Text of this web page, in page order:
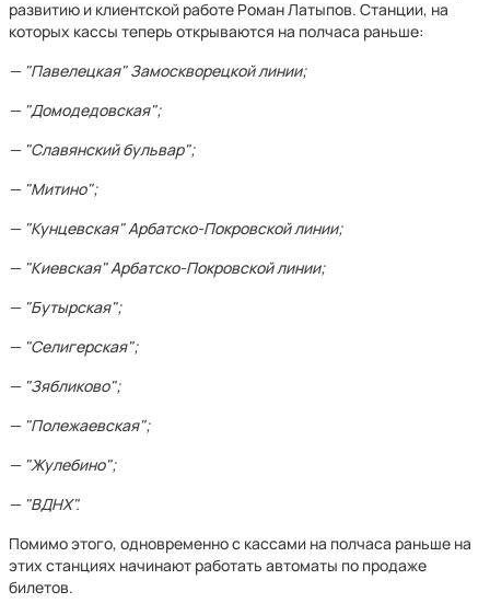
развитию и клиентской работе Роман Латыпов. Станции, на
которых кассы теперь открываются на полчаса раньше:
— "Павелецкая" Замоскворецкой линии;
— "Домодедовская";
— "Славянский бульвар";
— "Митино";
— "Кунцевская" Арбатско-Покровской линии;
— "Киевская" Арбатско-Покровской линии;
— "Бутырская";
— "Селигерская";
— "Зябликово";
— "Полежаевская";
— "Жулебино";
— "ВДНХ".
Помимо этого, одновременно с кассами на полчаса раньше на
этих станциях начинают работать автоматы по продаже
билетов.